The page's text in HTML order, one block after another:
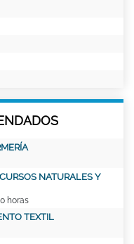
NATURALES Y
horas
TEXTIL